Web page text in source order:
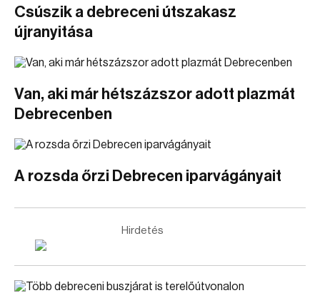
Csúszik a debreceni útszakasz
újranyitása
Van, aki már hétszázszor adott plazmát
Debrecenben
A rozsda őrzi Debrecen iparvágányait
Hirdetés